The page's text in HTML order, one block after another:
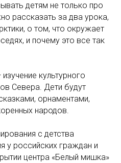
детям не только про
рассказать за два урока,
о том, что окружает
и почему это все так
культурного
Севера. Дети будут
орнаментами,
народов.
с детства
у российских граждан и
центра «Белый мишка»